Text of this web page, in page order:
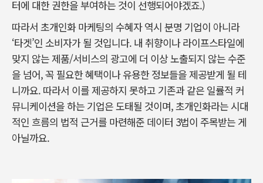
터에 대한 권한을 부여하는 것이 선행되어야겠죠.)
따라서 초개인화 마케팅의 수혜자 역시 분명 기업이 아니라
‘타겟’인 소비자가 될 것입니다. 내 취향이나 라이프스타일에
맞지 않는 제품/서비스의 광고에 더 이상 노출되지 않는 수준
을 넘어, 꼭 필요한 혜택이나 유용한 정보들을 제공받게 될 테
니까요. 따라서 이를 제공하지 못하고 기존과 같은 일률적 커
뮤니케이션을 하는 기업은 도태될 것이며, 초개인화라는 시대
적인 흐름의 법적 근거를 마련해준 데이터 3법이 주목받는 게
아닐까요.